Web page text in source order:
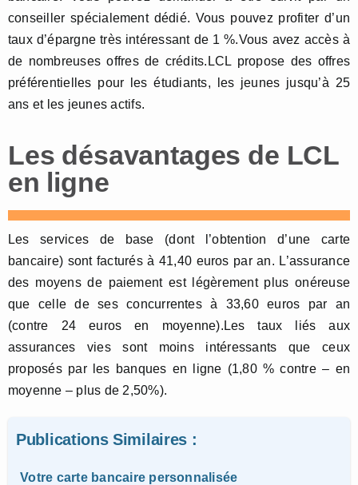
conseiller spécialement dédié. Vous pouvez profiter d’un
taux d’épargne très intéressant de 1 %.Vous avez accès à
de nombreuses offres de crédits.LCL propose des offres
préférentielles pour les étudiants, les jeunes jusqu’à 25
ans et les jeunes actifs.
Les désavantages de LCL
en ligne
Les services de base (dont l’obtention d’une carte
bancaire) sont facturés à 41,40 euros par an. L’assurance
des moyens de paiement est légèrement plus onéreuse
que celle de ses concurrentes à 33,60 euros par an
(contre 24 euros en moyenne).Les taux liés aux
assurances vies sont moins intéressants que ceux
proposés par les banques en ligne (1,80 % contre – en
moyenne – plus de 2,50%).
Publications Similaires :
Votre carte bancaire personnalisée